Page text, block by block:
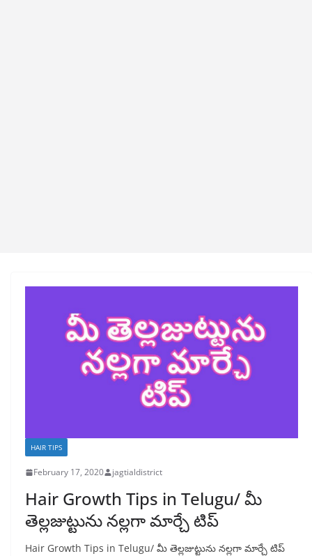
HAIR TIPS
February 17, 2020 jagtialdistrict
Hair Growth Tips in Telugu/ మీ
తెల్లజుట్టును నల్లగా మార్చే టిప్
Hair Growth Tips in Telugu/ మీ తెల్లజుట్టును నల్లగా మార్చే టిప్